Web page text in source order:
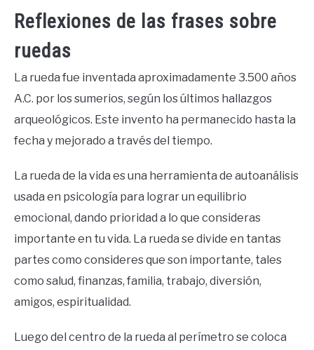
Reflexiones de las frases sobre
ruedas
La rueda fue inventada aproximadamente 3.500 años
A.C. por los sumerios, según los últimos hallazgos
arqueológicos. Este invento ha permanecido hasta la
fecha y mejorado a través del tiempo.
La rueda de la vida es una herramienta de autoanálisis
usada en psicología para lograr un equilibrio
emocional, dando prioridad a lo que consideras
importante en tu vida. La rueda se divide en tantas
partes como consideres que son importante, tales
como salud, finanzas, familia, trabajo, diversión,
amigos, espiritualidad.
Luego del centro de la rueda al perímetro se coloca